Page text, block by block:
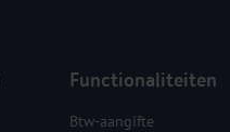
Functionaliteiten
Btw-aangifte